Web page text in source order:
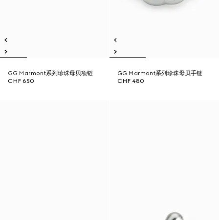
GG Marmont系列珍珠母贝项链
CHF 650
GG Marmont系列珍珠母贝手链
CHF 480